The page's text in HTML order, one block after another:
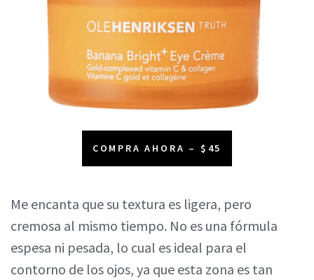
COMPRA AHORA – $45
Me encanta que su textura es ligera, pero
cremosa al mismo tiempo. No es una fórmula
espesa ni pesada, lo cual es ideal para el
contorno de los ojos, ya que esta zona es tan